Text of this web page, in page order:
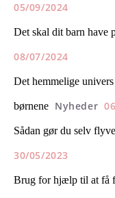
05/09/2024
Det skal dit barn have
08/07/2024
Det hemmelige
børnene Nyheder
Sådan gør du selv
30/05/2023
Brug for hjælp til at få